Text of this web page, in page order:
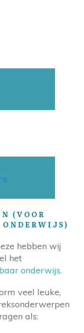
(VOOR
hebben wij
het
onderwijs.
veel leuke,
als: